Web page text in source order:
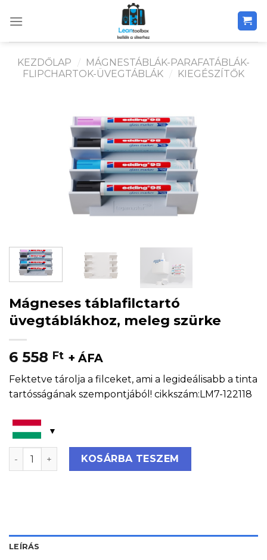
KEZDŐLAP /
MÁGNESTÁBLÁK-PARAFATÁBLÁK-
FLIPCHARTOK-ÜVEGTÁBLÁK / KIEGÉSZÍTŐK
Mágneses táblafilctartó
üvegtáblákhoz, meleg szürke
6 558 Ft + ÁFA
Fektetve tárolja a filceket, ami a legideálisabb a tinta
tartósságának szempontjából! cikkszám:LM7-122118
Mágneses táblafilctartó üvegtáblákhoz, meleg szürke
KOSÁRBA TESZEM
LEÍRÁS